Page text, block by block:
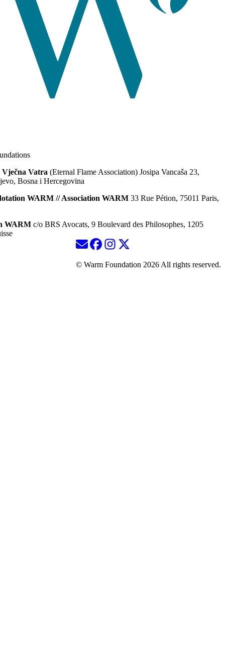
Vatra (Eternal Flame Association) Josipa Vancaša 23,
Bosna i Hercegovina
WARM // Association WARM 33 Rue Pétion, 75011 Paris,
WARM c/o BRS Avocats, 9 Boulevard des Philosophes, 1205
© Warm Foundation 2026 All rights reserved.